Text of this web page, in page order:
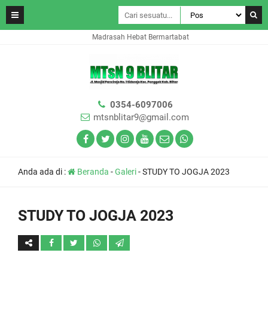
Madrasah Hebat Bermartabat
0354-6097006
mtsnblitar9@gmail.com
Anda ada di : Beranda -Galeri-STUDY TO JOGJA 2023
STUDY TO JOGJA 2023